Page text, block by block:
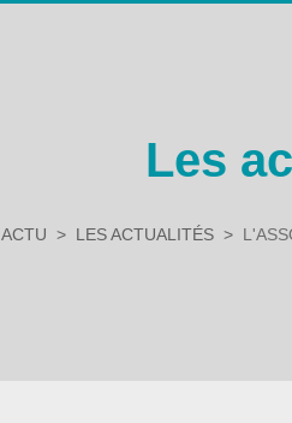
Les
ACTU LES ACTUALITÉS